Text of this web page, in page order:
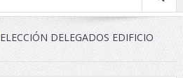
ELECCIÓN DELEGADOS EDIFICIO